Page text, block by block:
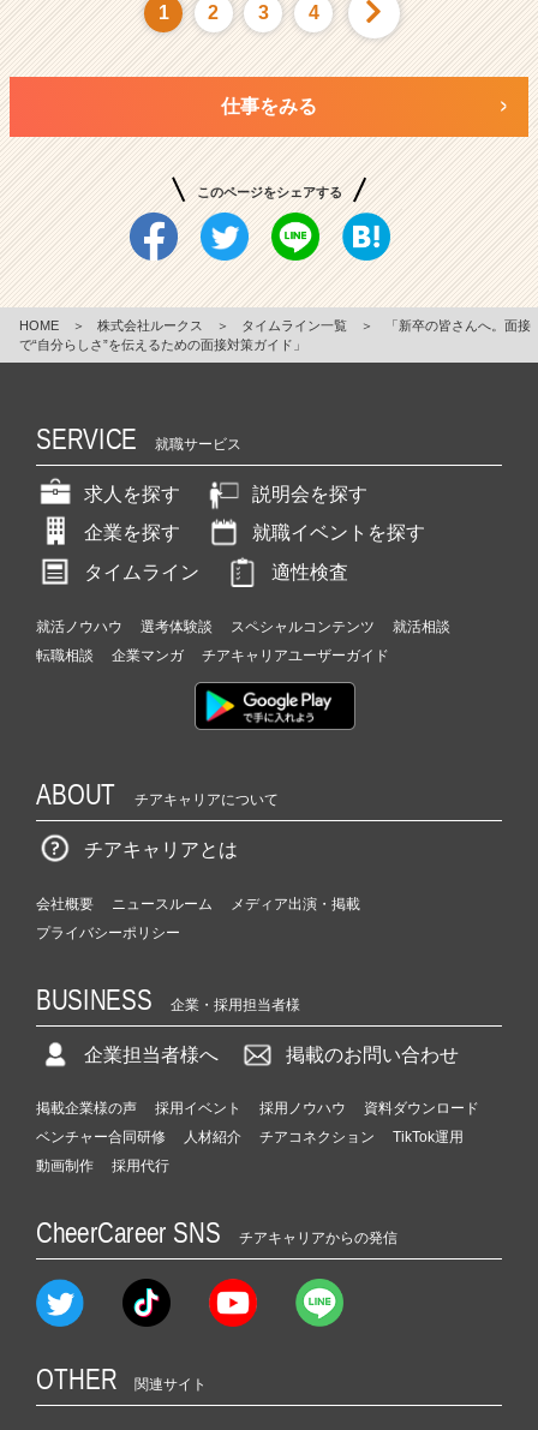
1 2 3 4
仕事をみる
このページをシェアする
HOME ＞ 株式会社ルークス ＞ タイムライン一覧 ＞
「新卒の皆さんへ。面接
で“自分らしさ”を伝えるための面接対策ガイド」
SERVICE 就職サービス
求人を探す
説明会を探す
企業を探す
就職イベントを探す
タイムライン
適性検査
就活ノウハウ 選考体験談 スペシャルコンテンツ
就活相談
転職相談
企業マンガ チアキャリアユーザーガイド
ABOUT チアキャリアについて
チアキャリアとは
会社概要 ニュースルーム
メディア出演・掲載
プライバシーポリシー
BUSINESS 企業・採用担当者様
企業担当者様へ 掲載のお問い合わせ
掲載企業様の声 採用イベント 採用ノウハウ
資料ダウンロード
ベンチャー合同研修
人材紹介 チアコネクション
TikTok運用
動画制作
採用代行
CheerCareer SNS チアキャリアからの発信
OTHER 関連サイト